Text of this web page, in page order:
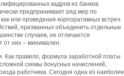
кадров из банков.
предпринимают ряд мер по
или проведения корпоративных встреч.
призванных объединить отдельные
случаев, не отличается
от них – минимален.
Как правило, формула заработной платы
схемы бонусных начислений,
работника. Сегодня одна из наиболее